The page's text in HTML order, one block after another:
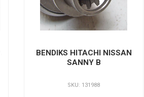
BENDIKS HITACHI NISSAN
SANNY B
SKU: 131988